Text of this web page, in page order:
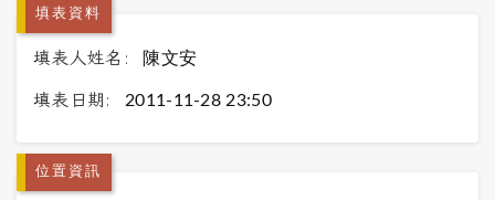
填表資料
填表人姓名: 陳文安
填表日期: 2011-11-28 23:50
位置資訊